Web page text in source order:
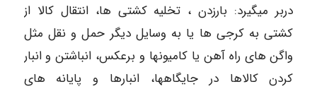
دربر میگیرد: بارزدن ، تخلیه کشتی ها، انتقال کالا از
کشتی به کرجی ها یا به وسایل دیگر حمل و نقل مثل
واگن های راه آهن یا کامیونها و برعکس، انباشتن و انبار
کردن کالاها در جایگاهها، انبارها و پایانه های